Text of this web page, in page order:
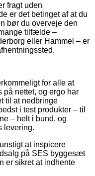
fragt uden
er det betinget af at du
bør du overveje den
tilfælde –
eller Hammel – er
for alle at
på nettet, og ergo har
til at nedbringe
i test produkter – til
– helt i bund, og
levering.
at inspicere
på SES byggesæt
er sikret at indhente